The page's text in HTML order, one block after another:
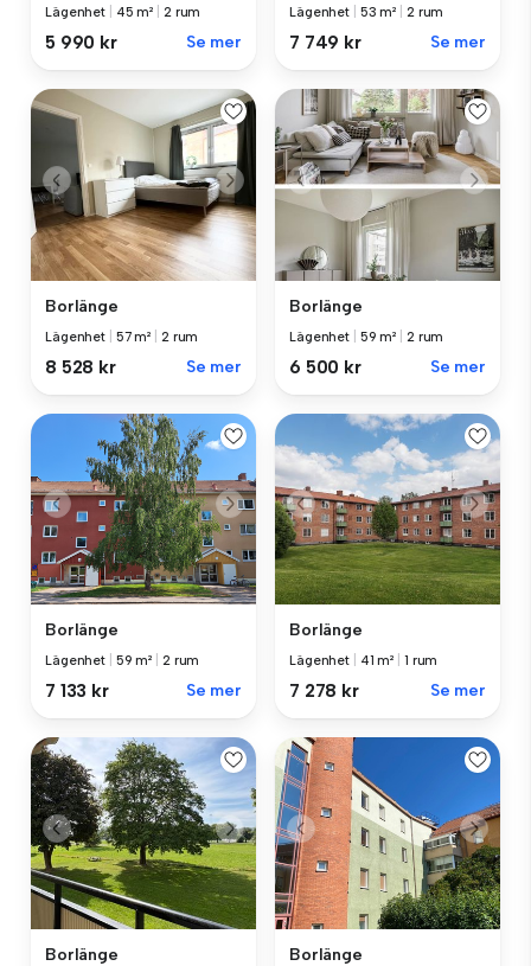
Lägenhet 45 m² 2 rum
5 990 kr Se mer
Lägenhet 53 m² 2 rum
7 749 kr Se mer
Borlänge
Lägenhet 57 m² 2 rum
8 528 kr Se mer
Borlänge
Lägenhet 59 m² 2 rum
6 500 kr Se mer
Borlänge
Lägenhet 59 m² 2 rum
7 133 kr Se mer
Borlänge
Lägenhet 41 m² 1 rum
7 278 kr Se mer
Borlänge Borlänge